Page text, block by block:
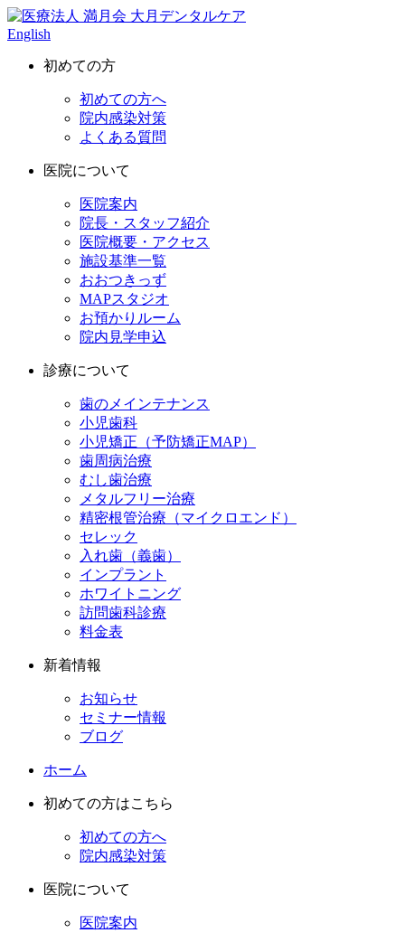
English
初めての方
初めての方へ
院内感染対策
よくある質問
医院について
医院案内
院長・スタッフ紹介
医院概要・アクセス
施設基準一覧
おおつきっず
MAPスタジオ
お預かりルーム
院内見学申込
診療について
歯のメインテナンス
小児歯科
小児矯正（予防矯正MAP）
歯周病治療
むし歯治療
メタルフリー治療
精密根管治療（マイクロエンド）
セレック
入れ歯（義歯）
インプラント
ホワイトニング
訪問歯科診療
料金表
新着情報
お知らせ
セミナー情報
ブログ
ホーム
初めての方はこちら
初めての方へ
院内感染対策
医院について
医院案内